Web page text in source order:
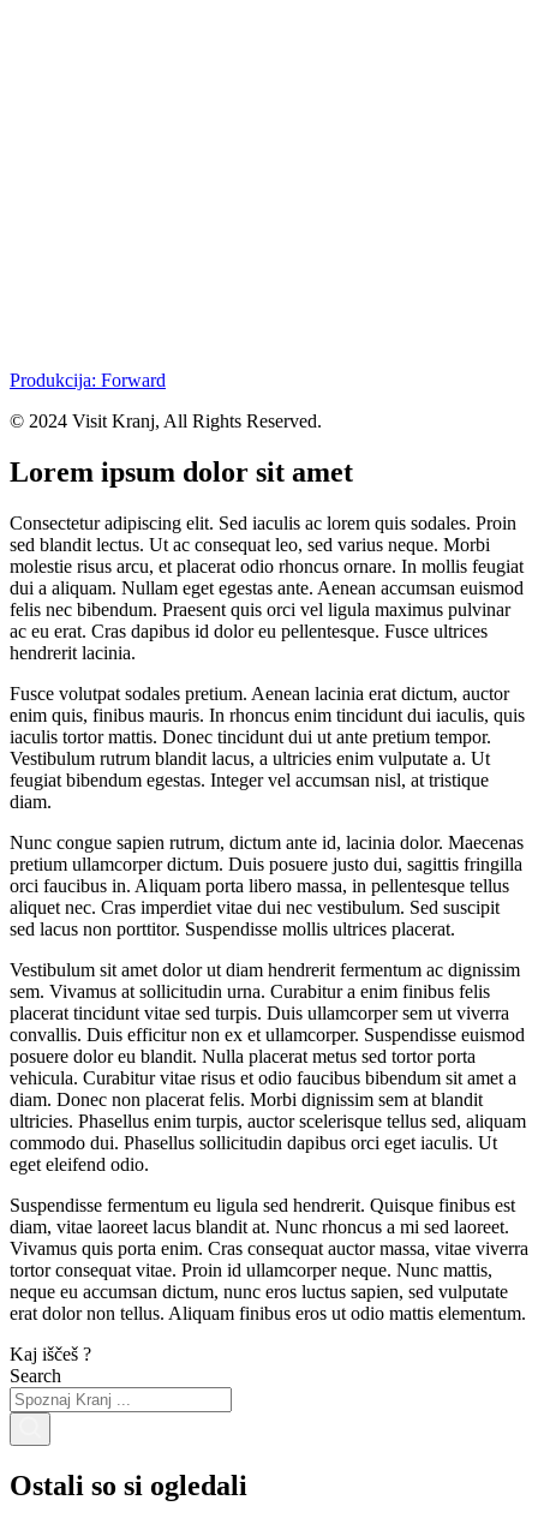
Produkcija: Forward
© 2024 Visit Kranj, All Rights Reserved.
Lorem ipsum dolor sit amet
Consectetur adipiscing elit. Sed iaculis ac lorem quis sodales. Proin
sed blandit lectus. Ut ac consequat leo, sed varius neque. Morbi
molestie risus arcu, et placerat odio rhoncus ornare. In mollis feugiat
dui a aliquam. Nullam eget egestas ante. Aenean accumsan euismod
felis nec bibendum. Praesent quis orci vel ligula maximus pulvinar
ac eu erat. Cras dapibus id dolor eu pellentesque. Fusce ultrices
hendrerit lacinia.
Fusce volutpat sodales pretium. Aenean lacinia erat dictum, auctor
enim quis, finibus mauris. In rhoncus enim tincidunt dui iaculis, quis
iaculis tortor mattis. Donec tincidunt dui ut ante pretium tempor.
Vestibulum rutrum blandit lacus, a ultricies enim vulputate a. Ut
feugiat bibendum egestas. Integer vel accumsan nisl, at tristique
diam.
Nunc congue sapien rutrum, dictum ante id, lacinia dolor. Maecenas
pretium ullamcorper dictum. Duis posuere justo dui, sagittis fringilla
orci faucibus in. Aliquam porta libero massa, in pellentesque tellus
aliquet nec. Cras imperdiet vitae dui nec vestibulum. Sed suscipit
sed lacus non porttitor. Suspendisse mollis ultrices placerat.
Vestibulum sit amet dolor ut diam hendrerit fermentum ac dignissim
sem. Vivamus at sollicitudin urna. Curabitur a enim finibus felis
placerat tincidunt vitae sed turpis. Duis ullamcorper sem ut viverra
convallis. Duis efficitur non ex et ullamcorper. Suspendisse euismod
posuere dolor eu blandit. Nulla placerat metus sed tortor porta
vehicula. Curabitur vitae risus et odio faucibus bibendum sit amet a
diam. Donec non placerat felis. Morbi dignissim sem at blandit
ultricies. Phasellus enim turpis, auctor scelerisque tellus sed, aliquam
commodo dui. Phasellus sollicitudin dapibus orci eget iaculis. Ut
eget eleifend odio.
Suspendisse fermentum eu ligula sed hendrerit. Quisque finibus est
diam, vitae laoreet lacus blandit at. Nunc rhoncus a mi sed laoreet.
Vivamus quis porta enim. Cras consequat auctor massa, vitae viverra
tortor consequat vitae. Proin id ullamcorper neque. Nunc mattis,
neque eu accumsan dictum, nunc eros luctus sapien, sed vulputate
erat dolor non tellus. Aliquam finibus eros ut odio mattis elementum.
Kaj iščeš ?
Search
Ostali so si ogledali